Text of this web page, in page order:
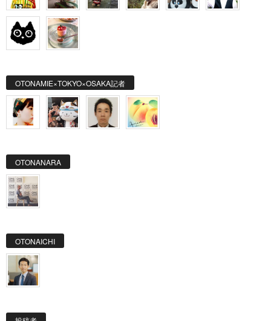
OTONAMIE×TOKYO×OSAKA記者
OTONANARA
OTONAICHI